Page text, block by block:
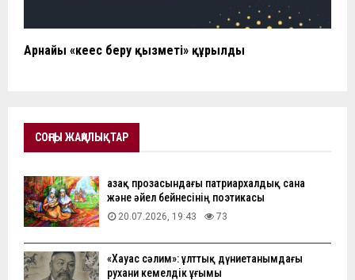
Арнайы «кеңес беру қызметі» құрылды
СОҢҒЫ ЖАҢАЛЫҚТАР
Қазақ прозасындағы патриархалдық сана
және әйел бейнесінің поэтикасы
20.07.2026, 19:43 73
«Хауас сәлим»: ұлттық дүниетанымдағы
рухани кемелдік ұғымы